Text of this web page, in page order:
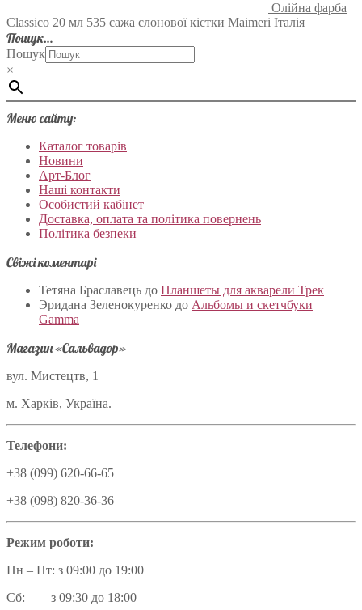
Олійна фарба
Classico 20 мл 535 сажа слонової кістки Maimeri Італія
Пошук…
Пошук
×
Меню сайту:
Каталог товарів
Новини
Арт-Блог
Наші контакти
Особистий кабінет
Доставка, оплата та політика повернень
Політика безпеки
Свіжі коментарі
Тетяна Браславець до Планшеты для акварели Трек
Эридана Зеленокуренко до Альбомы и скетчбуки
Gamma
Магазин «Сальвадор»
вул. Мистецтв, 1
м. Харків, Україна.
Телефони:
+38 (099) 620-66-65
+38 (098) 820-36-36
Режим роботи:
Пн – Пт: з 09:00 до 19:00
Сб: з 09:30 до 18:00